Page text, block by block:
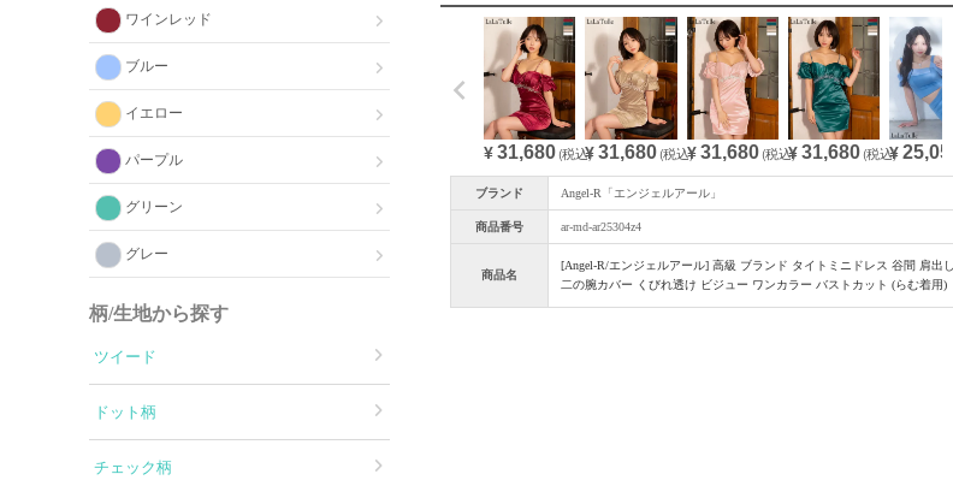
ワインレッド
ブルー
イエロー
パープル
グリーン
グレー
柄/生地から探す
ツイード
ドット柄
チェック柄
¥31,680(税込)
¥ 31,680(税込)¥31,680 (税込)¥31,680 (税込)¥25,050
ブランド Angel-R「エンジェルアール」
商品番号 ar-md-ar25304z4
商品名
[Angel-R/エンジェルアール] 高級 ブランド タイトミニドレス 谷間 肩出し
二の腕カバー くびれ透け ビジュー ワンカラー バストカット (らむ着用)